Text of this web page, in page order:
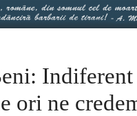
ori ne